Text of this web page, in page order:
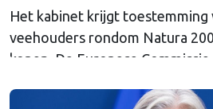
Het kabinet krijgt toestemming
veehouders rondom Natura
kopen. De Europese